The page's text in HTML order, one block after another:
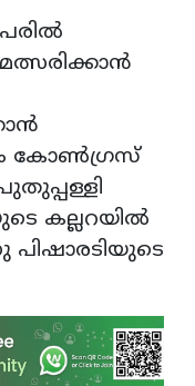
കോൺഗ്രസ്
കല്ലറയിൽ
പിഷാരടിയുടെ